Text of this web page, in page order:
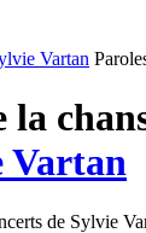
Vartan
la
Vartan
de Sylvie